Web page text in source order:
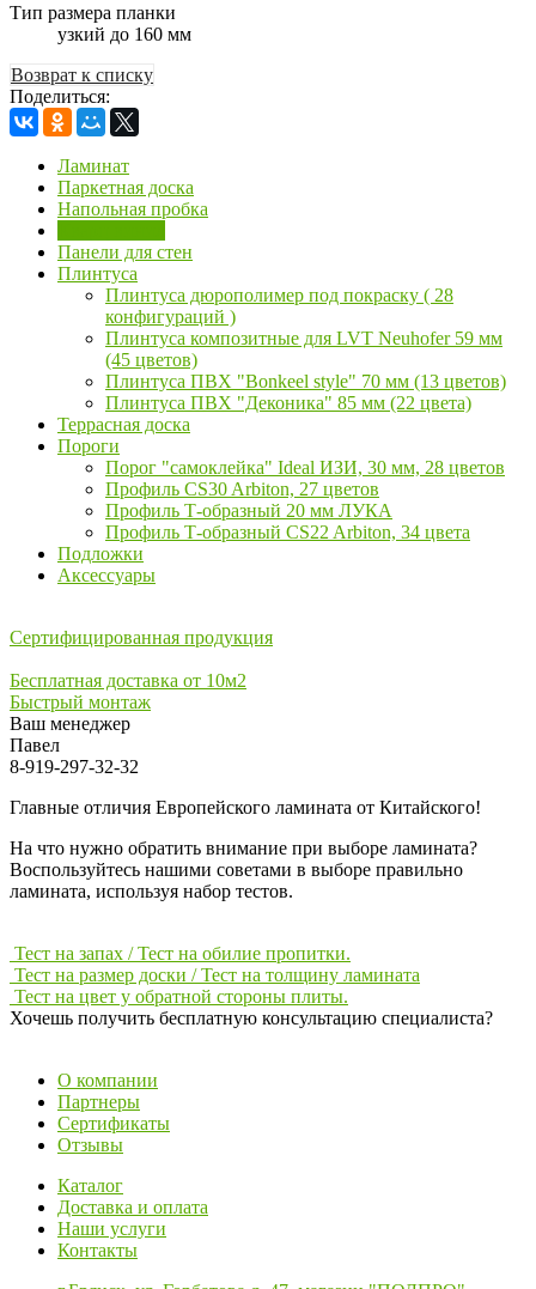
Тип размера планки
узкий до 160 мм
Возврат к списку
Поделиться:
Ламинат
Паркетная доска
Напольная пробка
Панели для стен
Плинтуса
Плинтуса дюрополимер под покраску ( 28
конфигураций )
Плинтуса композитные для LVT Neuhofer 59 мм
(45 цветов)
Плинтуса ПВХ "Bonkeel style" 70 мм (13 цветов)
Плинтуса ПВХ "Деконика" 85 мм (22 цвета)
Террасная доска
Пороги
Порог "самоклейка" Ideal ИЗИ, 30 мм, 28 цветов
Профиль CS30 Arbiton, 27 цветов
Профиль Т-образный 20 мм ЛУКА
Профиль Т-образный CS22 Arbiton, 34 цвета
Подложки
Аксессуары
Сертифицированная продукция
Бесплатная доставка от 10м2
Быстрый монтаж
Ваш менеджер
Павел
8-919-297-32-32
Главные отличия Европейского ламината от Китайского!
На что нужно обратить внимание при выборе ламината?
Воспользуйтесь нашими советами в выборе правильно
ламината, используя набор тестов.
Тест на запах / Тест на обилие пропитки.
Тест на размер доски / Тест на толщину ламината
Тест на цвет у обратной стороны плиты.
Хочешь получить бесплатную консультацию специалиста?
О компании
Партнеры
Сертификаты
Отзывы
Каталог
Доставка и оплата
Наши услуги
Контакты